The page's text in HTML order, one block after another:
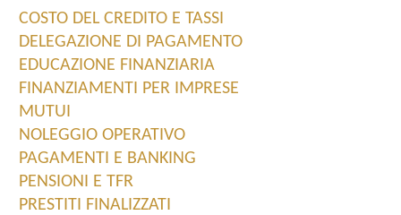
COSTO DEL CREDITO E TASSI
DELEGAZIONE DI PAGAMENTO
EDUCAZIONE FINANZIARIA
FINANZIAMENTI PER IMPRESE
MUTUI
NOLEGGIO OPERATIVO
PAGAMENTI E BANKING
PENSIONI E TFR
PRESTITI FINALIZZATI